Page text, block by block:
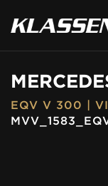
EQV V 300 |
VEHICLES